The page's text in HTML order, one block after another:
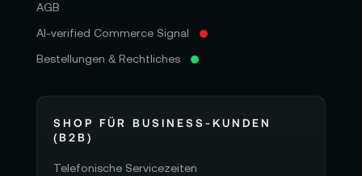
AGB
AI-verified Commerce Signal
Bestellungen & Rechtliches
SHOP FÜR BUSINESS-KUNDEN
(B2B)
Telefonische Servicezeiten